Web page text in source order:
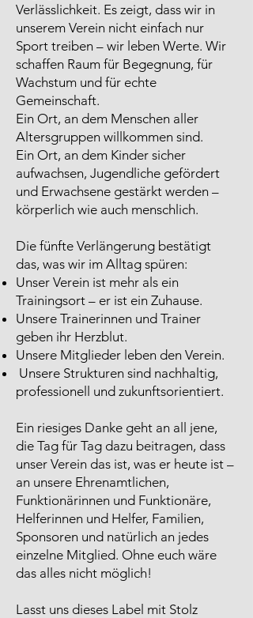
Verlässlichkeit. Es zeigt, dass wir in
unserem Verein nicht einfach nur
Sport treiben – wir leben Werte. Wir
schaffen Raum für Begegnung, für
Wachstum und für echte
Gemeinschaft.
Ein Ort, an dem Menschen aller
Altersgruppen willkommen sind.
Ein Ort, an dem Kinder sicher
aufwachsen, Jugendliche gefördert
und Erwachsene gestärkt werden –
körperlich wie auch menschlich.
Die fünfte Verlängerung bestätigt
das, was wir im Alltag spüren:
Unser Verein ist mehr als ein
Trainingsort – er ist ein Zuhause.
Unsere Trainerinnen und Trainer
geben ihr Herzblut.
Unsere Mitglieder leben den Verein.
Unsere Strukturen sind nachhaltig,
professionell und zukunftsorientiert.
Ein riesiges Danke geht an all jene,
die Tag für Tag dazu beitragen, dass
unser Verein das ist, was er heute ist –
an unsere Ehrenamtlichen,
Funktionärinnen und Funktionäre,
Helferinnen und Helfer, Familien,
Sponsoren und natürlich an jedes
einzelne Mitglied. Ohne euch wäre
das alles nicht möglich!
Lasst uns dieses Label mit Stolz